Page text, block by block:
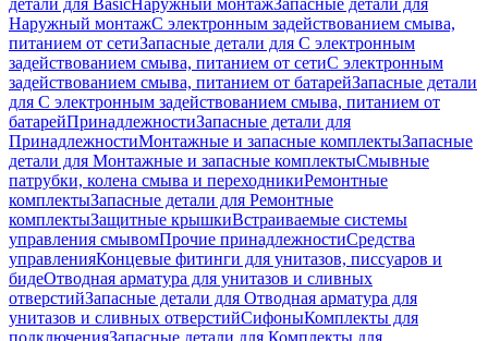
детали для BasicНаружный монтажЗапасные детали для
Наружный монтажС электронным задействованием смыва,
питанием от сетиЗапасные детали для С электронным
задействованием смыва, питанием от сетиС электронным
задействованием смыва, питанием от батарейЗапасные детали
для С электронным задействованием смыва, питанием от
батарейПринадлежностиЗапасные детали для
ПринадлежностиМонтажные и запасные комплектыЗапасные
детали для Монтажные и запасные комплектыСмывные
патрубки, колена смыва и переходникиРемонтные
комплектыЗапасные детали для Ремонтные
комплектыЗащитные крышкиВстраиваемые системы
управления смывомПрочие принадлежностиСредства
управленияКонцевые фитинги для унитазов, писсуаров и
бидеОтводная арматура для унитазов и сливных
отверстийЗапасные детали для Отводная арматура для
унитазов и сливных отверстийСифоныКомплекты для
подключенияЗапасные детали для Комплекты для